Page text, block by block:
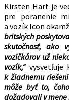
Kirsten Hart je
pre poranenie
a vozík Icon
britských
skutočnosť, ako
vozičkárov už
vozík,“vysvetľuje
k žiadnemu
môže byť to,
dožadovali v mene